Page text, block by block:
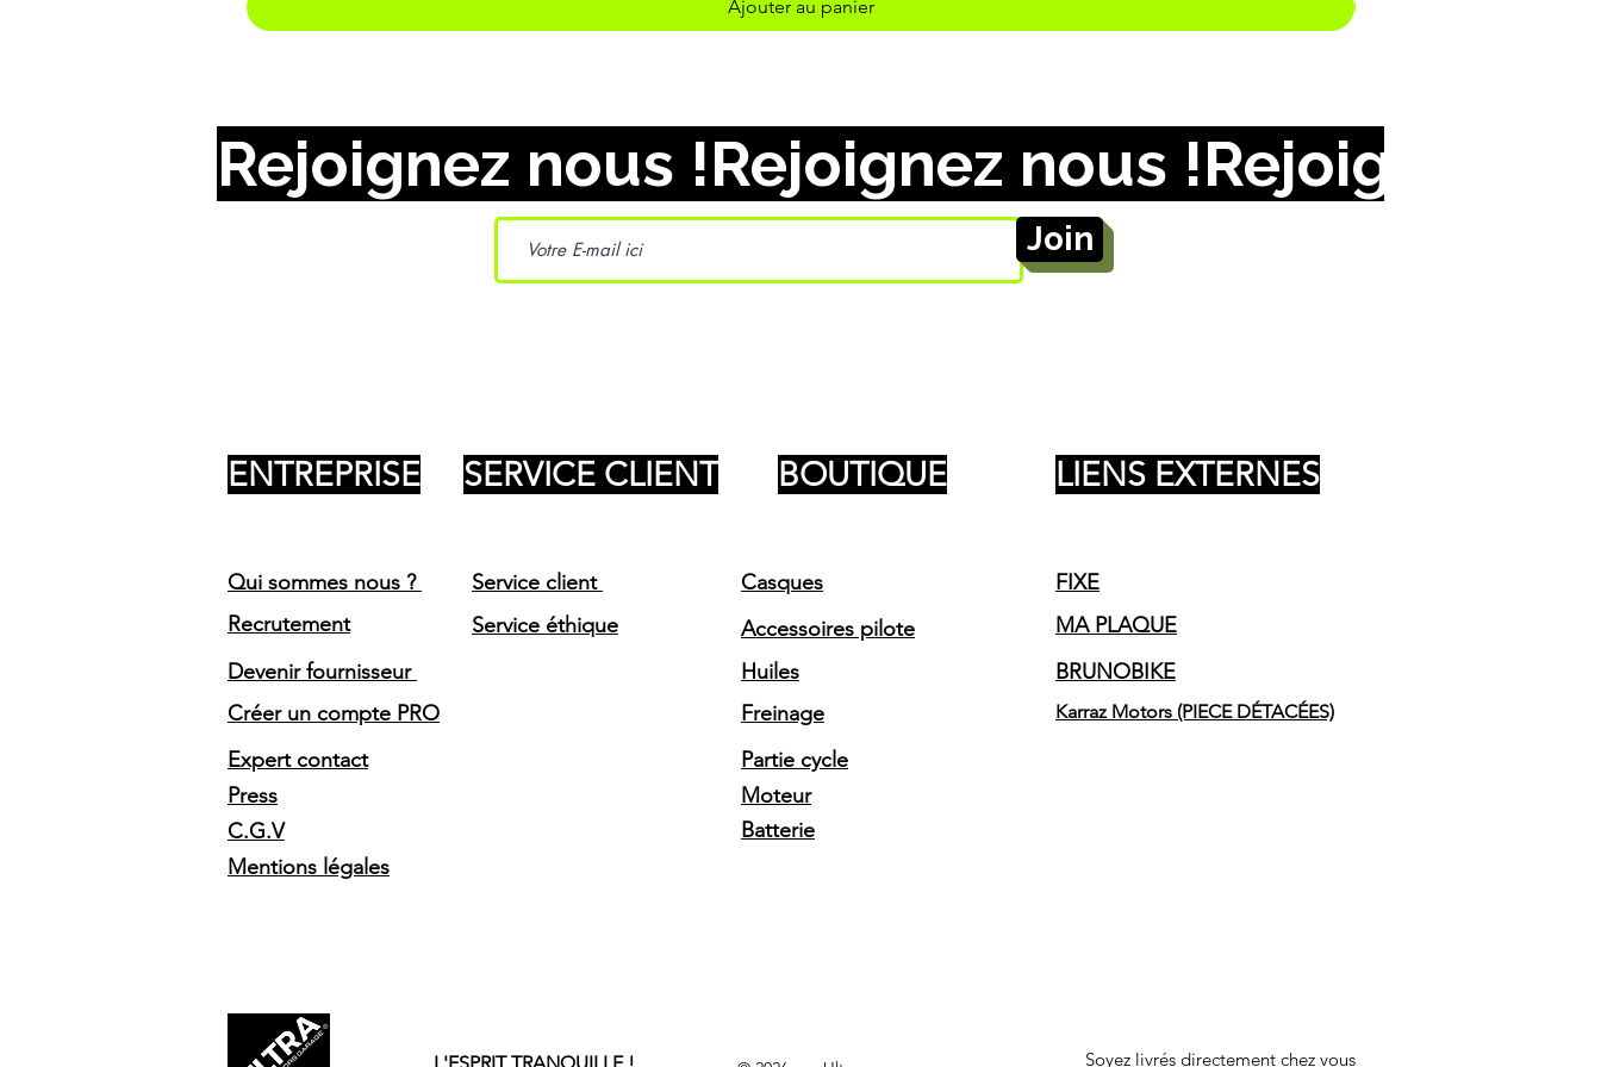
Ajouter au panier
Rejoignez nous !
Join
ENTREPRISE
Qui sommes nous ?
Recrutement
SERVICE CLIENT
Service client
Service éthique
Devenir fournisseur
Créer un compte PRO
Expert contact
Press
C.G.V
BOUTIQUE
Casques
Accessoires pilote
Huiles
Freinage
Partie cycle
Moteur
Batterie
LIENS EXTERNES
FIXE
MA PLAQUE
BRUNOBIKE
Karraz Motors (PIECE DÉTACÉES)
Mentions légales
L'ESPRIT TRANQUILLE ! Soyez livrés directement chez vous